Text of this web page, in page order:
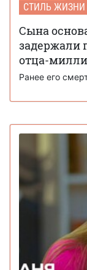
СТИЛЬ ЖИЗНИ
Сына
задержали
отца-
Ранее его